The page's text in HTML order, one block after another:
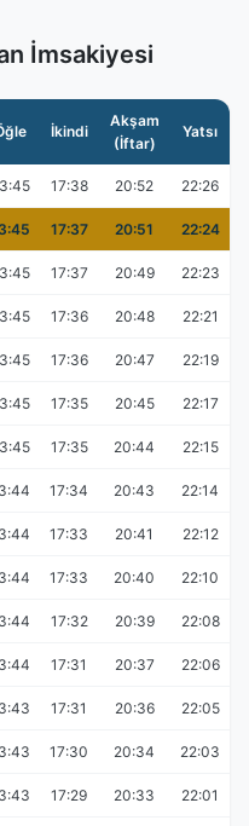
İmsakiyesi
İkindi
Akşam
(İftar)
Yatsı
17:38 20:52 22:26
17:37 20:51 22:24
17:37 20:49 22:23
17:36 20:48 22:21
17:36 20:47 22:19
17:35 20:45 22:17
17:35 20:44 22:15
17:34 20:43 22:14
17:33 20:41 22:12
17:33 20:40 22:10
17:32 20:39 22:08
17:31 20:37 22:06
17:31 20:36 22:05
17:30 20:34 22:03
17:29 20:33 22:01